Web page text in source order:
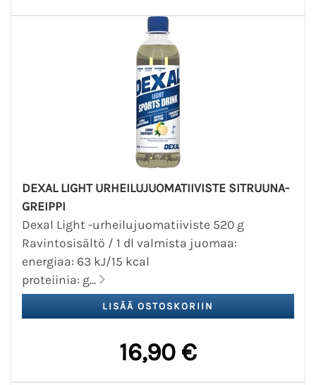
DEXAL LIGHT URHEILUJUOMATIIVISTE SITRUUNA-
GREIPPI
Dexal Light -urheilujuomatiiviste 520 g
Ravintosisältö / 1 dl valmista juomaa:
energiaa: 63 kJ/15 kcal
proteiinia: g...
16,90 €